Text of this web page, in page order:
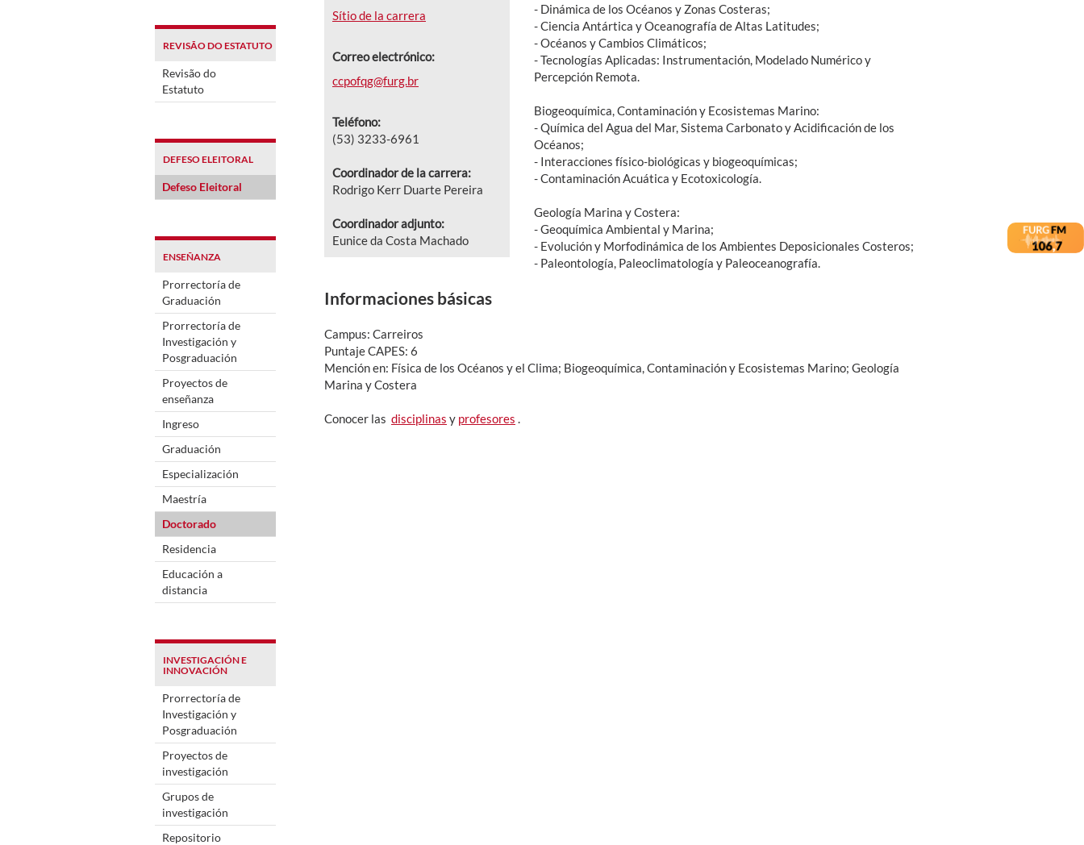
REVISÃO DO ESTATUTO
Revisão do
Estatuto
DEFESO ELEITORAL
Defeso Eleitoral
ENSEÑANZA
Prorrectoría de
Graduación
Prorrectoría de
Investigación y
Posgraduación
Proyectos de
enseñanza
Ingreso
Graduación
Especialización
Maestría
Doctorado
Residencia
Educación a
distancia
INVESTIGACIÓN E
INNOVACIÓN
Prorrectoría de
Investigación y
Posgraduación
Proyectos de
investigación
Grupos de
investigación
Repositorio
Sítio de la carrera
Correo electrónico:
ccpofqg@furg.br
Teléfono:
(53) 3233-6961
Coordinador de la carrera:
Rodrigo Kerr Duarte Pereira
Coordinador adjunto:
Eunice da Costa Machado
- Dinámica de los Océanos y Zonas Costeras;
- Ciencia Antártica y Oceanografía de Altas Latitudes;
- Océanos y Cambios Climáticos;
- Tecnologías Aplicadas: Instrumentación, Modelado Numérico y
Percepción Remota.
Biogeoquímica, Contaminación y Ecosistemas Marino:
- Química del Agua del Mar, Sistema Carbonato y Acidificación de los
Océanos;
- Interacciones físico-biológicas y biogeoquímicas;
- Contaminación Acuática y Ecotoxicología.
Geología Marina y Costera:
- Geoquímica Ambiental y Marina;
- Evolución y Morfodinámica de los Ambientes Deposicionales Costeros;
- Paleontología, Paleoclimatología y Paleoceanografía.
Informaciones básicas
Campus: Carreiros
Puntaje CAPES: 6
Mención en: Física de los Océanos y el Clima; Biogeoquímica, Contaminación y Ecosistemas Marino; Geología
Marina y Costera
Conocer las disciplinas y profesores .